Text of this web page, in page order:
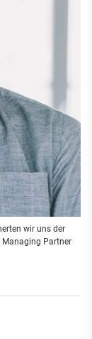
wir uns der
Managing Partner